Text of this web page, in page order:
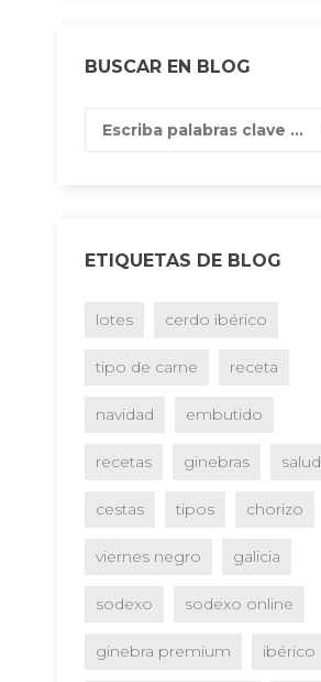
BUSCAR EN BLOG
ETIQUETAS DE BLOG
lotes cerdo ibérico
tipo de carne receta
navidad embutido
recetas ginebras salud
cestas tipos chorizo
viernes negro galicia
sodexo sodexo online
ginebra premium ibérico